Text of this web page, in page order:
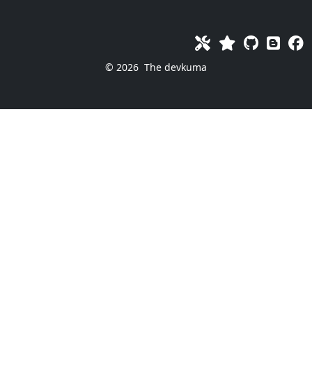
© 2026 The devkuma